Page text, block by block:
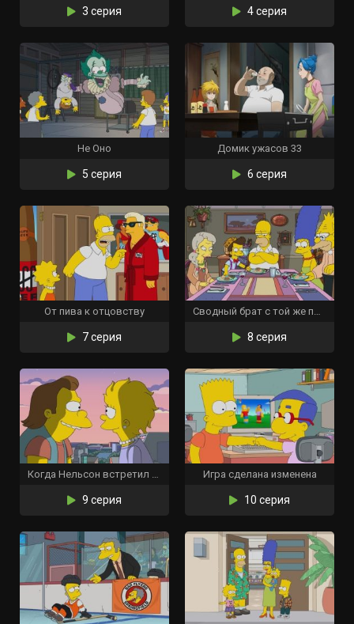
3 серия 4 серия
Не Оно
5 серия
Домик ужасов 33
6 серия
От пива к отцовству
7 серия
Сводный брат с той же планеты
8 серия
Когда Нельсон встретил Лизу
9 серия
Игра сделана изменена
10 серия